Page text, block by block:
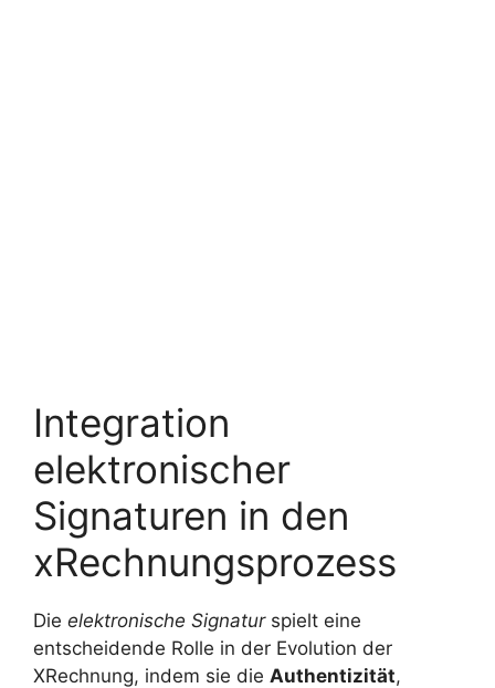
Integration
elektronischer
Signaturen in den
xRechnungsprozess
Die elektronische Signaturspielt eine
entscheidende Rolle in der Evolution der
XRechnung, indem sie die Authentizität,